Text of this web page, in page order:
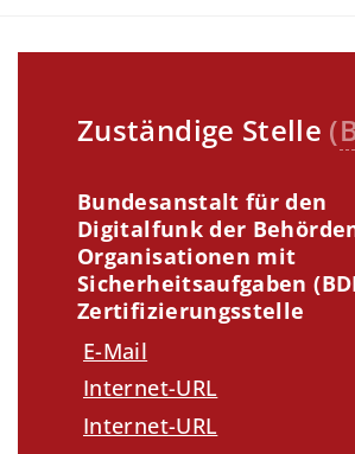
Zuständige Stelle (
Bundesanstalt für den
Digitalfunk der
Organisationen mit
Sicherheitsaufgaben
Zertifizierungsstelle
E-Mail
Internet-URL
Internet-URL